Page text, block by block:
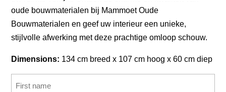
oude bouwmaterialen bij Mammoet Oude
Bouwmaterialen en geef uw interieur een unieke,
stijlvolle afwerking met deze prachtige omloop schouw.
Dimensions: 134 cm breed x 107 cm hoog x 60 cm diep